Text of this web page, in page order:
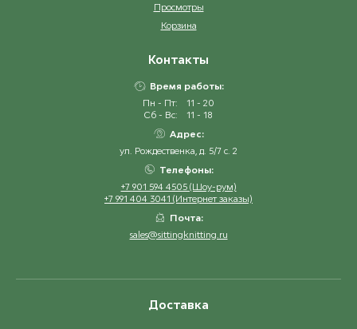
Просмотры
Корзина
Контакты
Время работы:
Пн - Пт:
11 - 20
Сб - Вс:
11 - 18
Адрес:
ул. Рождественка, д. 5/7 с. 2
Телефоны:
+7 901 594 4505 (Шоу-рум)
+7 991 404 3041 (Интернет заказы)
Почта:
sales@sittingknitting.ru
Доставка